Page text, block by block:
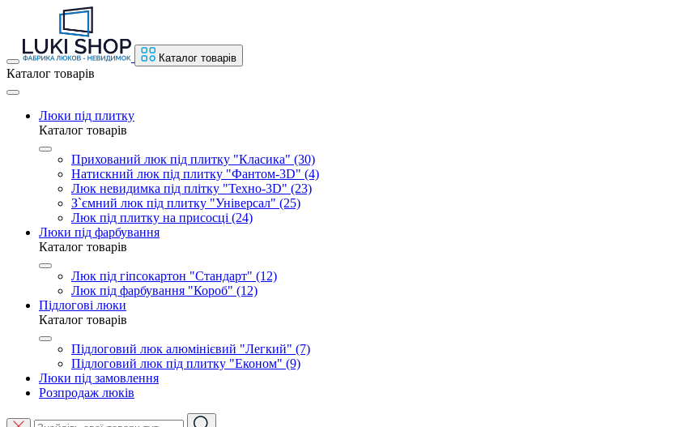
Каталог товарів
Каталог товарів
Люки під плитку
Каталог товарів
Прихований люк під плитку "Класика" (30)
Натискний люк під плитку "Фантом-3D" (4)
Люк невидимка під плітку "Техно-3D" (23)
З`ємний люк під плитку "Універсал" (25)
Люк під плитку на присосці (24)
Люки під фарбування
Каталог товарів
Люк під гіпсокартон "Стандарт" (12)
Люк під фарбування "Короб" (12)
Підлогові люки
Каталог товарів
Підлоговий люк алюмінієвий "Легкий" (7)
Підлоговий люк під плитку "Економ" (9)
Люки під замовлення
Розпродаж люків